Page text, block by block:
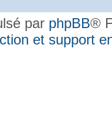
par phpBB®
et support